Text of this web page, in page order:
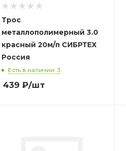
Трос
металлополимерный 3.0
красный 20м/п СИБРТЕХ
Россия
Есть в наличии: 3
439₽/шт